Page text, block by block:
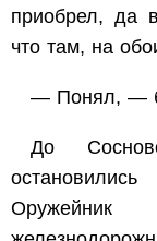
приобрел, да
что там, на
— Понял, —
До